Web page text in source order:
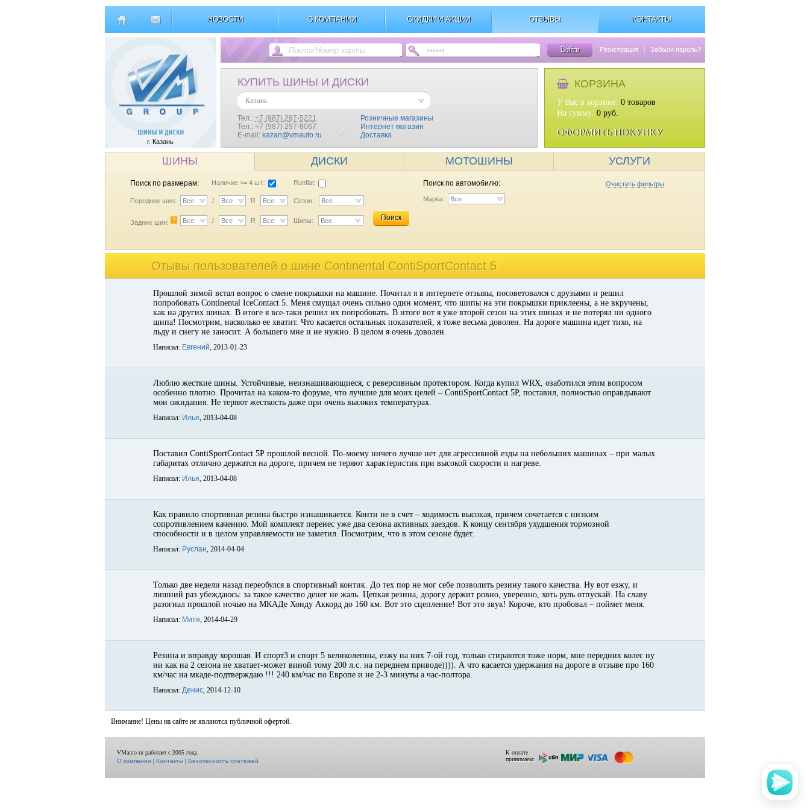
НОВОСТИ О КОМПАНИИ СКИДКИ И АКЦИИ ОТЗЫВЫ КОНТАКТЫ
г. Казань
Войти Регистрация | Забыли пароль?
КУПИТЬ ШИНЫ И ДИСКИ
Казань
Тел.: +7 (987) 297-5221
Тел.: +7 (987) 297-8067
E-mail: kazan@vmauto.ru
Розничные магазины
Интернет магазин
Доставка
КОРЗИНА
У Вас в корзине: 0 товаров
На сумму: 0 руб.
ОФОРМИТЬ ПОКУПКУ
ШИНЫ ДИСКИ МОТОШИНЫ УСЛУГИ
Поиск по размерам: Наличие >= 4 шт.: Runflat:
Передних шин: Все / Все R Все Сезон: Все
Задних шин: ? Все / Все R Все Шипы: Все Поиск
Поиск по автомобилю: Очистить фильтры
Марка: Все
Отывы пользователей o шине Continental ContiSportContact 5
Прошлой зимой встал вопрос о смене покрышки на машине. Почитал я в интернете отзывы, посоветовался с друзьями и решил
попробовать Continental IceContact 5. Меня смущал очень сильно один момент, что шипы на эти покрышки приклеены, а не вкручены,
как на других шинах. В итоге я все-таки решил их попробовать. В итоге вот я уже второй сезон на этих шинах и не потерял ни одного
шипа! Посмотрим, насколько ее хватит. Что касается остальных показателей, я тоже весьма доволен. На дороге машина идет тихо, на
льду и снегу не заносит. А большего мне и не нужно. В целом я очень доволен.
Написал: Евгений, 2013-01-23
Люблю жесткие шины. Устойчивые, неизнашивающиеся, с реверсивным протектором. Когда купил WRX, озаботился этим вопросом
особенно плотно. Прочитал на каком-то форуме, что лучшие для моих целей – ContiSportContact 5P, поставил, полностью оправдывают
мои ожидания. Не теряют жесткость даже при очень высоких температурах.
Написал: Илья, 2013-04-08
Поставил ContiSportContact 5Р прошлой весной. По-моему ничего лучше нет для агрессивной езды на небольших машинах – при малых
габаритах отлично держатся на дороге, причем не теряют характеристик при высокой скорости и нагреве.
Написал: Илья, 2013-04-08
Как правило спортивная резина быстро изнашивается. Конти не в счет – ходимость высокая, причем сочетается с низким
сопротивлением качению. Мой комплект перенес уже два сезона активных заездов. К концу сентября ухудшения тормозной
способности и в целом управляемости не заметил. Посмотрим, что в этом сезоне будет.
Написал: Руслан, 2014-04-04
Только две недели назад переобулся в спортивный контик. До тех пор не мог себе позволить резину такого качества. Ну вот езжу, и
лишний раз убеждаюсь: за такое качество денег не жаль. Цепкая резина, дорогу держит ровно, уверенно, хоть руль отпускай. На славу
разогнал прошлой ночью на МКАДе Хонду Аккорд до 160 км. Вот это сцепление! Вот это звук! Короче, кто пробовал – поймет меня.
Написал: Митя, 2014-04-29
Резина и вправду хорошая. И спорт3 и спорт 5 великолепны, езжу на них 7-ой год, только стираются тоже норм, мне передних колес ну
ни как на 2 сезона не хватает-может виной тому 200 л.с. на переднем приводе)))). А что касается удержания на дороге в отзыве про 160
км/час на мкаде-подтверждаю !!! 240 км/час по Европе и не 2-3 минуты а час-полтора.
Написал: Денис, 2014-12-10
Внимание! Цены на сайте не являются публичной офертой.
VMauto.ru работает с 2005 года.
О компании|Контакты|Безопасность платежей
К оплате
принимаем: